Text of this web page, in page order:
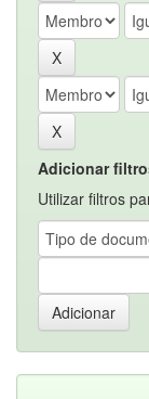
Adicionar
Utilizar filtros